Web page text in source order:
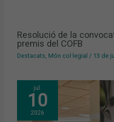
Resolució de la
premis del COFB
Destacats, Món col·legial / 13 de
jul.
10
2026